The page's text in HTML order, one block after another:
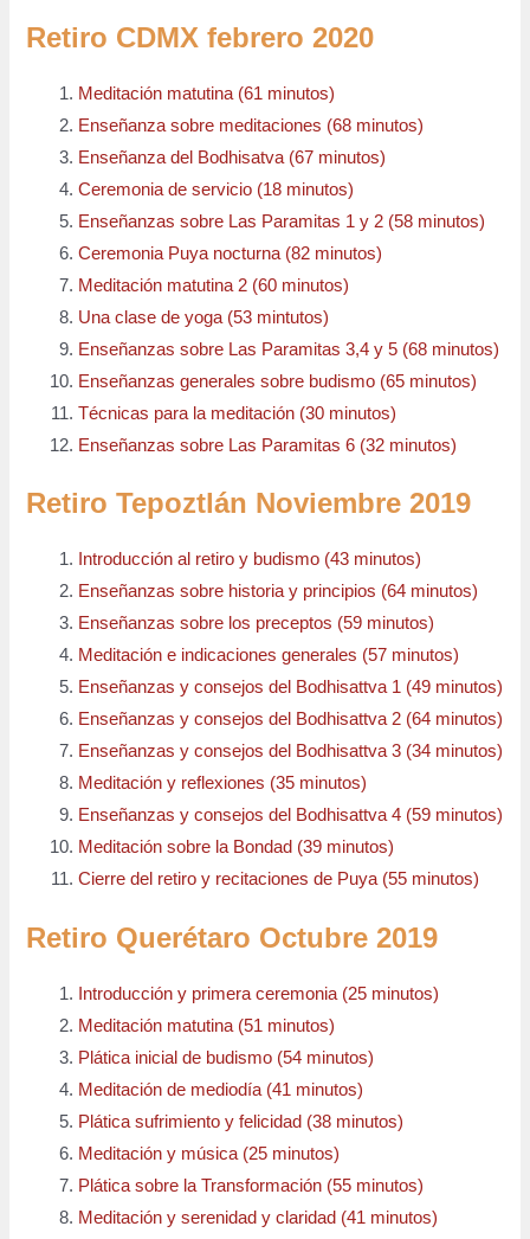
Retiro CDMX febrero 2020
Meditación matutina (61 minutos)
Enseñanza sobre meditaciones (68 minutos)
Enseñanza del Bodhisatva (67 minutos)
Ceremonia de servicio (18 minutos)
Enseñanzas sobre Las Paramitas 1 y 2 (58 minutos)
Ceremonia Puya nocturna (82 minutos)
Meditación matutina 2 (60 minutos)
Una clase de yoga (53 mintutos)
Enseñanzas sobre Las Paramitas 3,4 y 5 (68 minutos)
Enseñanzas generales sobre budismo (65 minutos)
Técnicas para la meditación (30 minutos)
Enseñanzas sobre Las Paramitas 6 (32 minutos)
Retiro Tepoztlán Noviembre 2019
Introducción al retiro y budismo (43 minutos)
Enseñanzas sobre historia y principios (64 minutos)
Enseñanzas sobre los preceptos (59 minutos)
Meditación e indicaciones generales (57 minutos)
Enseñanzas y consejos del Bodhisattva 1 (49 minutos)
Enseñanzas y consejos del Bodhisattva 2 (64 minutos)
Enseñanzas y consejos del Bodhisattva 3 (34 minutos)
Meditación y reflexiones (35 minutos)
Enseñanzas y consejos del Bodhisattva 4 (59 minutos)
Meditación sobre la Bondad (39 minutos)
Cierre del retiro y recitaciones de Puya (55 minutos)
Retiro Querétaro Octubre 2019
Introducción y primera ceremonia (25 minutos)
Meditación matutina (51 minutos)
Plática inicial de budismo (54 minutos)
Meditación de mediodía (41 minutos)
Plática sufrimiento y felicidad (38 minutos)
Meditación y música (25 minutos)
Plática sobre la Transformación (55 minutos)
Meditación y serenidad y claridad (41 minutos)